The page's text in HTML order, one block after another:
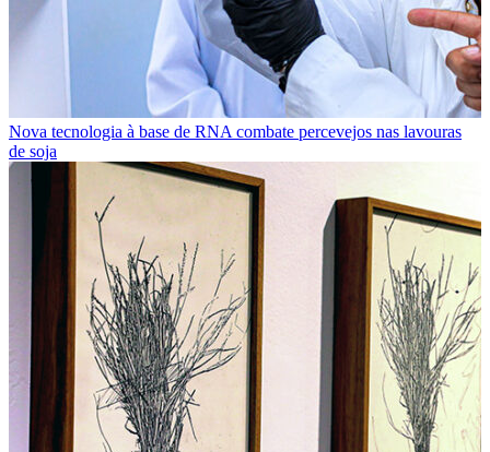
Nova tecnologia à base de RNA combate percevejos nas lavouras
de soja